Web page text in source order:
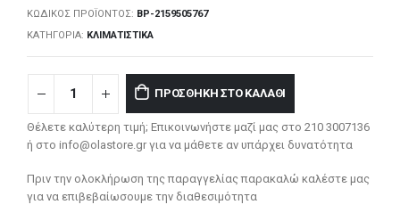
ΚΩΔΙΚΌΣ ΠΡΟΪΌΝΤΟΣ: BP-2159505767
ΚΑΤΗΓΟΡΊΑ: ΚΛΙΜΑΤΙΣΤΙΚΆ
ΠΡΟΣΘΉΚΗ ΣΤΟ ΚΑΛΆΘΙ
Θέλετε καλύτερη τιμή; Επικοινωνήστε μαζί μας στο 210 3007136
ή στο info@olastore.gr για να μάθετε αν υπάρχει δυνατότητα
Πριν την ολοκλήρωση της παραγγελίας παρακαλώ καλέστε μας
για να επιβεβαίωσουμε την διαθεσιμότητα